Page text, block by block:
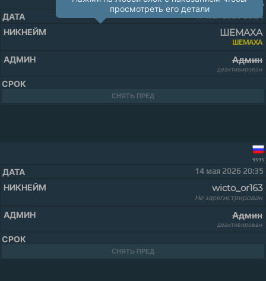
9596
17 мая 2026 20:21
ШЕМАХА
ШЕМАХА
просмотреть его детали
Админ
деактивирован
СНЯТЬ ПРЕД
9595
14 мая 2026 20:35
wicto_or163
Не зарегистрирован
Админ
деактивирован
СНЯТЬ ПРЕД